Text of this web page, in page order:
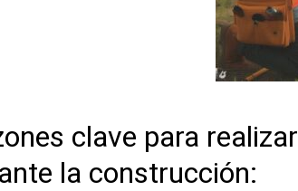
clave para realizar
la construcción: